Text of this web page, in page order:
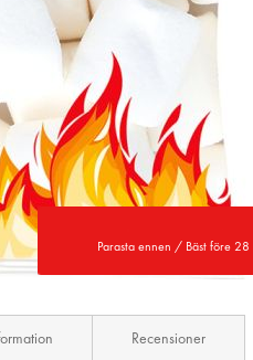
Parasta ennen / Bäst före
Recensioner